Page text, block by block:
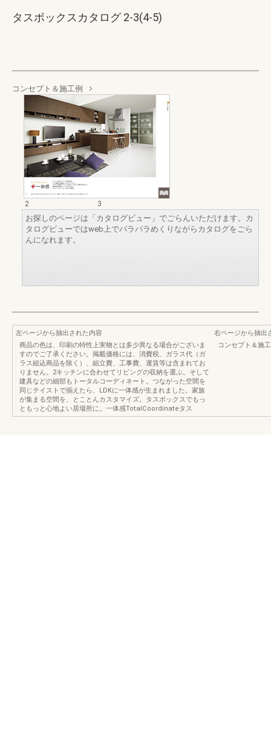
タスボックスカタログ 2-3(4-5)
コンセプト＆施工例
2
3
お探しのページは「カタログビュー」でごらんいただけます。カ
タログビューではweb上でパラパラめくりながらカタログをごら
んになれます。
左ページから抽出された内容
商品の色は、印刷の特性上実物とは多少異なる場合がございま
すのでご了承ください。掲載価格には、消費税、ガラス代（ガ
ラス組込商品を除く）、組立費、工事費、運賃等は含まれてお
りません。2キッチンに合わせてリビングの収納を選ぶ。そして
建具などの細部もトータルコーディネート。つながった空間を
同じテイストで揃えたら、LDKに一体感が生まれました。家族
が集まる空間を、とことんカスタマイズ。タスボックスでもっ
ともっと心地よい居場所に。一体感TotalCoordinateタス
右ページから抽出
コンセプト＆施